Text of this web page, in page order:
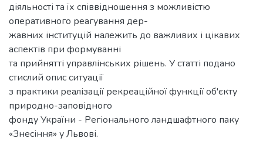
діяльності та їх співвідношення з можливістю
оперативного реагування дер-
жавних інституцій належить до важливих і цікавих
аспектів при формуванні
та прийнятті управлінських рішень. У статті подано
стислий опис ситуації
з практики реалізації рекреаційної функції об'єкту
природно-заповідного
фонду України - Регіонального ландшафтного паку
«Знесіння» у Львові.